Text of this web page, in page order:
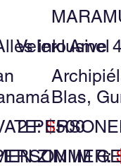
inklusive
$500
ZIMMER:
VeleroAmel
Blas,
2
IM